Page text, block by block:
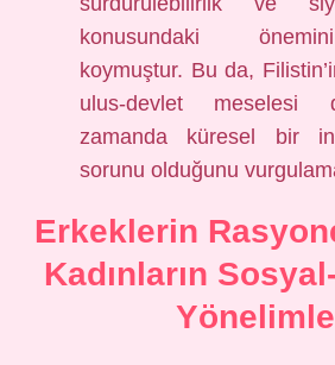
konusundaki
koymuştur. Bu da,
ulus-devlet meselesi
zamanda küresel bir
sorunu olduğunu
Erkeklerin
Kadınların